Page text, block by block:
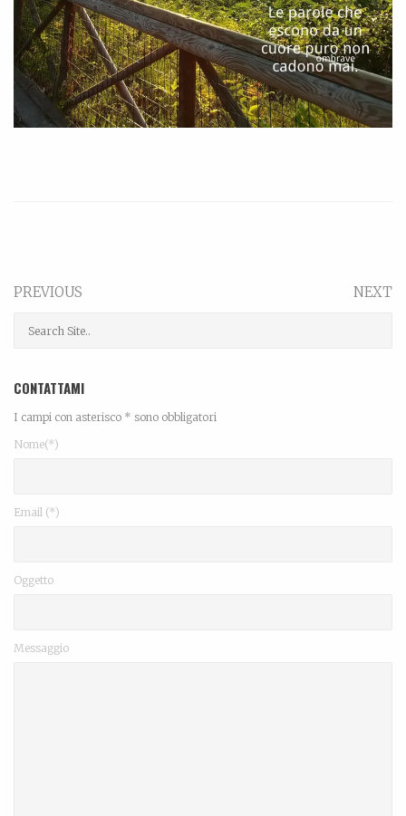
PREVIOUS NEXT
CONTATTAMI
I campi con asterisco * sono obbligatori
Nome(*)
Email (*)
Oggetto
Messaggio